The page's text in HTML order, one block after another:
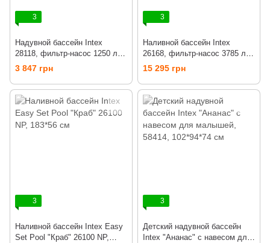
3
Надувной бассейн Intex
28118, фильтр-насос 1250 л/ч,
305*61 см
3 847 грн
3
Наливной бассейн Intex
26168, фильтр-насос 3785 л/ч,
тент, лестница, подстилка,
457*122 см
15 295 грн
3
Наливной бассейн Intex Easy
Set Pool "Краб" 26100 NP,
3
Детский надувной бассейн
Intex "Ананас" с навесом для